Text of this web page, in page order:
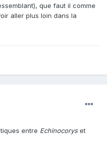
que faut il comme
aller plus loin dans la
entre Echinocoryset